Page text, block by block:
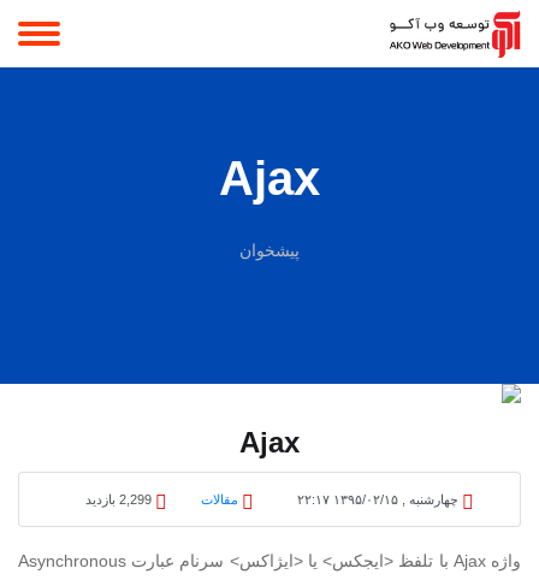
Ajax
پیشخوان
Ajax
چهارشنبه , ۱۳۹۵/۰۲/۱۵ ۲۲:۱۷ مقالات
واژه Ajax با تلفظ <ايجكس> يا <ايژاكس> سرنام عبارت Asynchronous